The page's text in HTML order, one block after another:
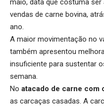
maio, data que costuma ser
vendas de carne bovina,
ano.
A maior movimentação no
também apresentou
insuficiente para sustentar
semana.
No atacado de carne com
as carcaças casadas. A